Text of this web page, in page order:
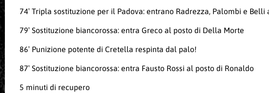
74′ Tripla sostituzione per il Padova: entrano Radrezza, Palombi e
79′ Sostituzione biancorossa: entra Greco al posto di Della Morte
86′ Punizione potente di Cretella respinta dal palo!
87′ Sostituzione biancorossa: entra Fausto Rossi al posto di Ronaldo
5 minuti di recupero